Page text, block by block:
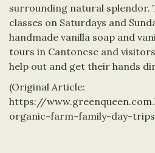
surrounding natural splendor.
classes on Saturdays and
handmade vanilla soap and
tours in Cantonese and
help out and get their hands
(Original Article:
https://
organic-farm-family-day-trips